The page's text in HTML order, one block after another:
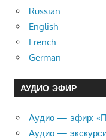
Russian
English
French
German
АУДИО-ЭФИР
Аудио — эфир:
Аудио —